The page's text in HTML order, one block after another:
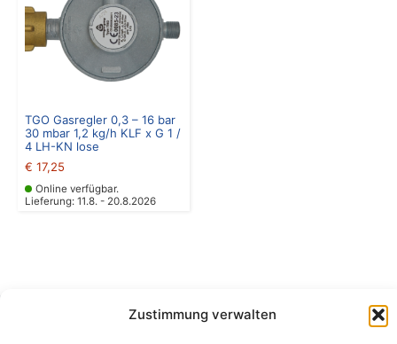
Zustimmung verwalten
TGO Gasregler 0,3 – 16 bar
30 mbar 1,2 kg/h KLF x G 1 /
4 LH-KN lose
€ 17,25
Online verfügbar.
Lieferung: 11.8. - 20.8.2026